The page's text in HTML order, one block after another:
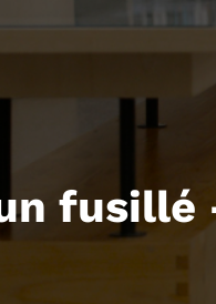
fusillé